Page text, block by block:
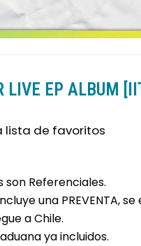
LIVE EP ALBUM
lista de favoritos
son Referenciales.
una PREVENTA,
a Chile.
ya incluidos.